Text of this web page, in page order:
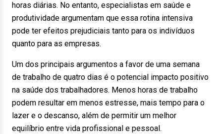
horas diárias. No entanto, especialistas em saúde e
produtividade argumentam que essa rotina intensiva
pode ter efeitos prejudiciais tanto para os indivíduos
quanto para as empresas.
Um dos principais argumentos a favor de uma semana
de trabalho de quatro dias é o potencial impacto positivo
na saúde dos trabalhadores. Menos horas de trabalho
podem resultar em menos estresse, mais tempo para o
lazer e o descanso, além de permitir um melhor
equilíbrio entre vida profissional e pessoal.